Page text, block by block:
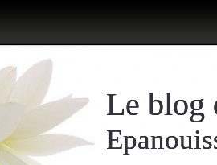
Le blog